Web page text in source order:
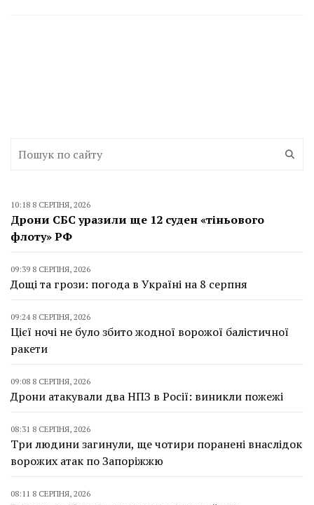
10:18 8 СЕРПНЯ, 2026
Дрони СБС уразили ще 12 суден «тіньового
флоту» РФ
09:39 8 СЕРПНЯ, 2026
Дощі та грози: погода в Україні на 8 серпня
09:24 8 СЕРПНЯ, 2026
Цієї ночі не було збито жодної ворожої балістичної
ракети
09:08 8 СЕРПНЯ, 2026
Дрони атакували два НПЗ в Росії: виникли пожежі
08:31 8 СЕРПНЯ, 2026
Три людини загинули, ще чотири поранені внаслідок
ворожих атак по Запоріжжю
08:11 8 СЕРПНЯ, 2026